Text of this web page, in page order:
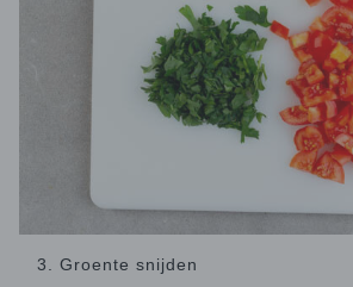
3. Groente snijden